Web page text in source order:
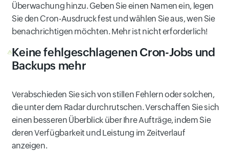
Überwachung hinzu. Geben Sie einen Namen ein, legen
Sie den Cron-Ausdruck fest und wählen Sie aus, wen Sie
benachrichtigen möchten. Mehr ist nicht erforderlich!
Keine fehlgeschlagenen Cron-Jobs und
Backups mehr
Verabschieden Sie sich von stillen Fehlern oder solchen,
die unter dem Radar durchrutschen. Verschaffen Sie sich
einen besseren Überblick über Ihre Aufträge, indem Sie
deren Verfügbarkeit und Leistung im Zeitverlauf
anzeigen.